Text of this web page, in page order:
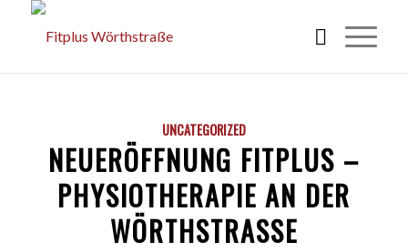
UNCATEGORIZED
NEUERÖFFNUNG FITPLUS –
PHYSIOTHERAPIE AN DER
WÖRTHSTRASSE